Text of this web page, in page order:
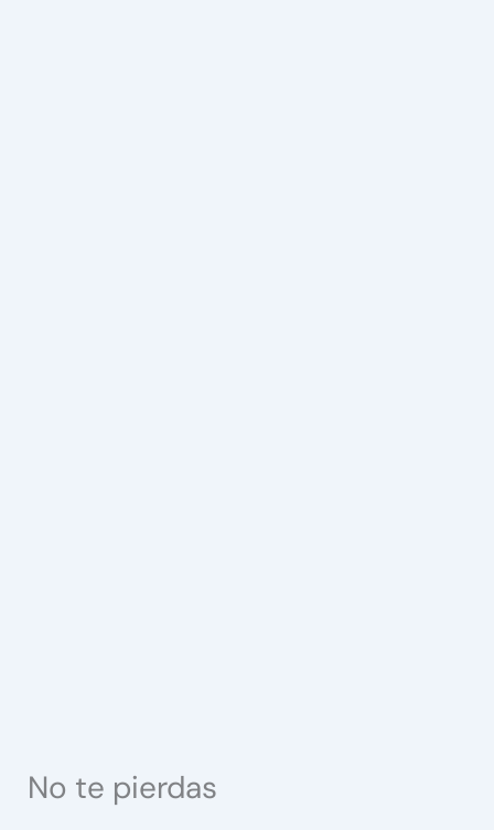
No te pierdas